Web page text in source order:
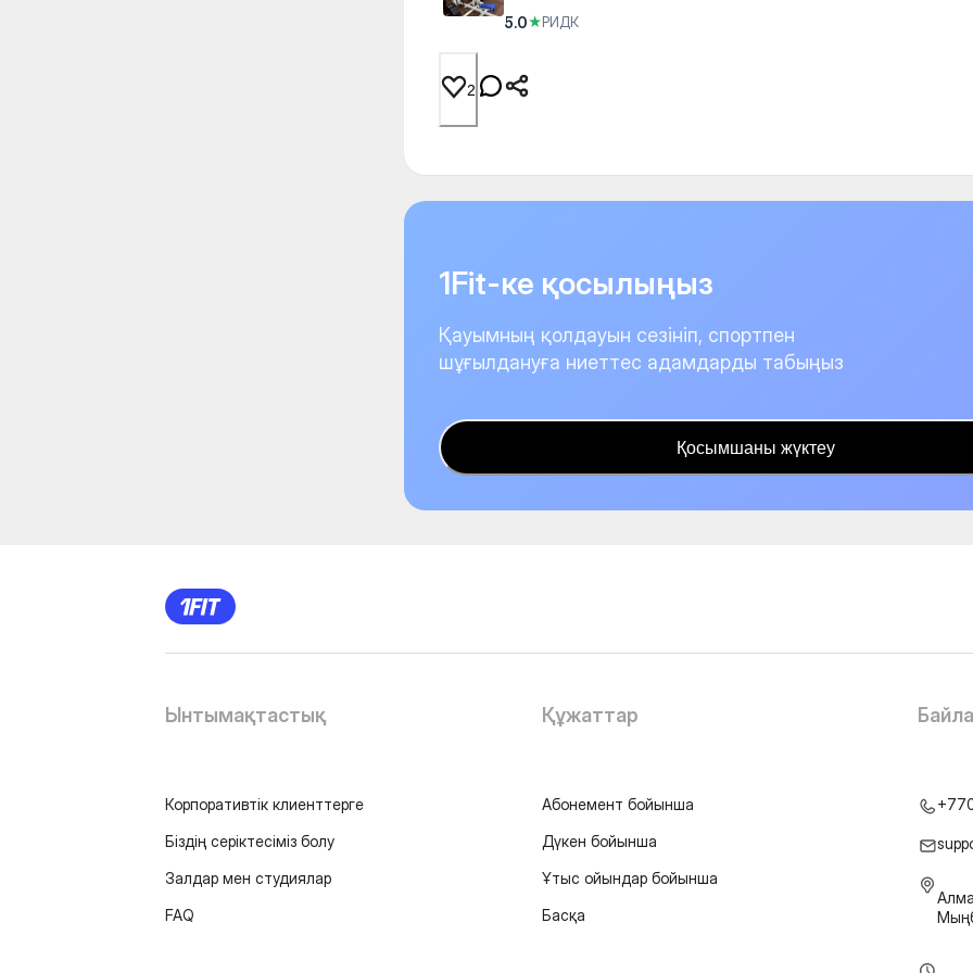
5.0★РИДК
2
1Fit-ке қосылыңыз
Қауымның қолдауын сезініп, спортпен
шұғылдануға ниеттес адамдарды табыңыз
Қосымшаны жүктеу
Ынтымақтастық
Корпоративтік клиенттерге
Біздің серіктесіміз болу
Залдар мен студиялар
FAQ
Құжаттар
Абонемент бойынша
Дүкен бойынша
Ұтыс ойындар бойынша
Басқа